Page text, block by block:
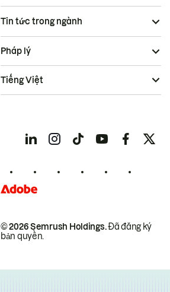
Tin tức trong ngành
© 2026 Semrush Holdings.Đã đăng ký
bản quyền.
Pháp lý
Tiếng Việt